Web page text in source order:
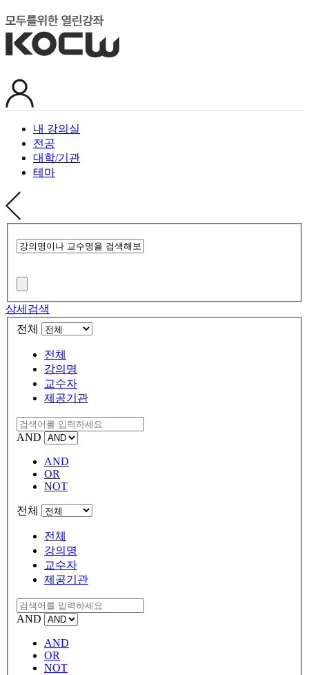
내 강의실
전공
대학/기관
테마
상세검색
전체
전체
강의명
교수자
제공기관
AND
AND
OR
NOT
전체
전체
강의명
교수자
제공기관
AND
AND
OR
NOT